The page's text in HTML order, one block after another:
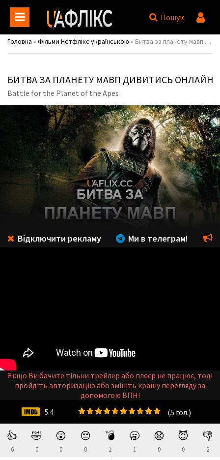
Пошук
Головна » Фільми Нетфлікс українською » Битва за планету мавп / Battle for the Planet of the Apes
БИТВА ЗА ПЛАНЕТУ МАВП ДИВИТИСЬ ОНЛАЙН
Battle for the Planet of the Apes
👍
6
🤣
0
😲
0
😔
0
💣
1
🥱
1
😧
0
😈
0
👎
2
(5 гол.)
5.4
Відключити рекламу Ми в телеграм!
Якщо Ви бачите тільки трейлер або плеєр не працює, тоді
пройдіть авторизацію або змініть країну перегляду за
допомогою ВПН!